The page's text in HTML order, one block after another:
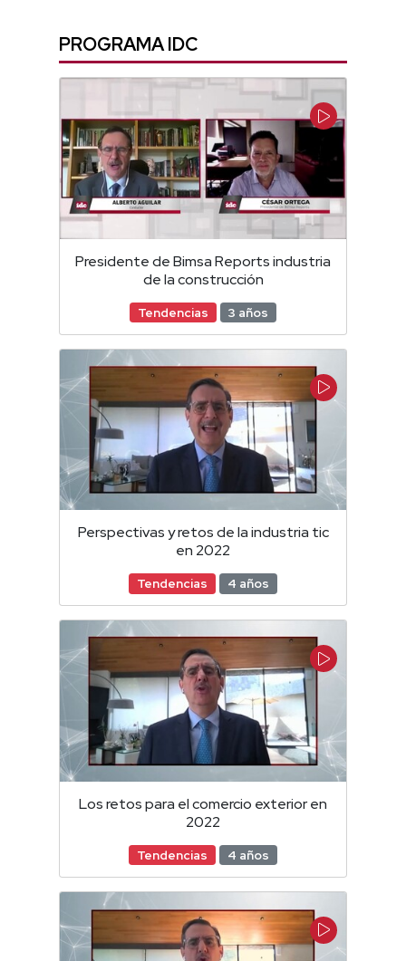
PROGRAMA IDC
Presidente de Bimsa Reports industria
de la construcción
Tendencias 3 años
Perspectivas y retos de la industria tic
en 2022
Tendencias 4 años
Los retos para el comercio exterior en
2022
Tendencias 4 años